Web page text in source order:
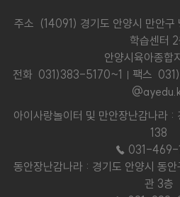
주소 (14091) 경기도 안양시 만안구
학습센터
안양시육아종합
전화 031)383-5170~1 팩스
아이사랑놀이터 및 만안장난감나라 :
138
☎ 031-469-
동안장난감나라 : 경기도 안양시 동
관 3층